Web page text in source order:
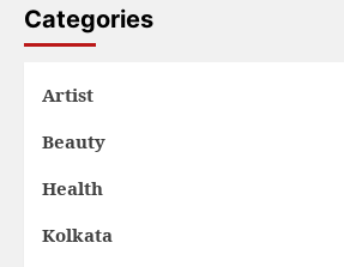
Categories
Artist
Beauty
Health
Kolkata